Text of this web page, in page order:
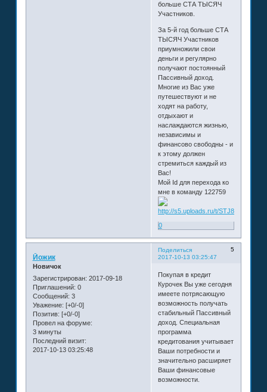
больше СТА ТЫСЯЧ
Участников.
За 5-й год больше СТА
ТЫСЯЧ Участников
приумножили свои
деньги и регулярно
получают постоянный
Пассивный доход.
Многие из Вас уже
путешествуют и не
ходят на работу,
отдыхают и
наслаждаются жизнью,
независимы и
финансово свободны - и
к этому должен
стремиться каждый из
Вас!
Мой Id для перехода ко
мне в команду 122759
0
Поделиться
5
2017-10-13 03:25:47
Йожик
Новичок
Зарегистрирован: 2017-09-18
Приглашений: 0
Сообщений: 3
Уважение: [+0/-0]
Позитив: [+0/-0]
Провел на форуме:
3 минуты
Последний визит:
2017-10-13 03:25:48
Покупая в кредит
Курочек Вы уже сегодня
имеете потрясающую
возможность получать
стабильный Пассивный
доход. Специальная
программа
кредитования учитывает
Ваши потребности и
значительно расширяет
Ваши финансовые
возможности.